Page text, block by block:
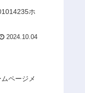
ホ
2024.10.04
ページメ